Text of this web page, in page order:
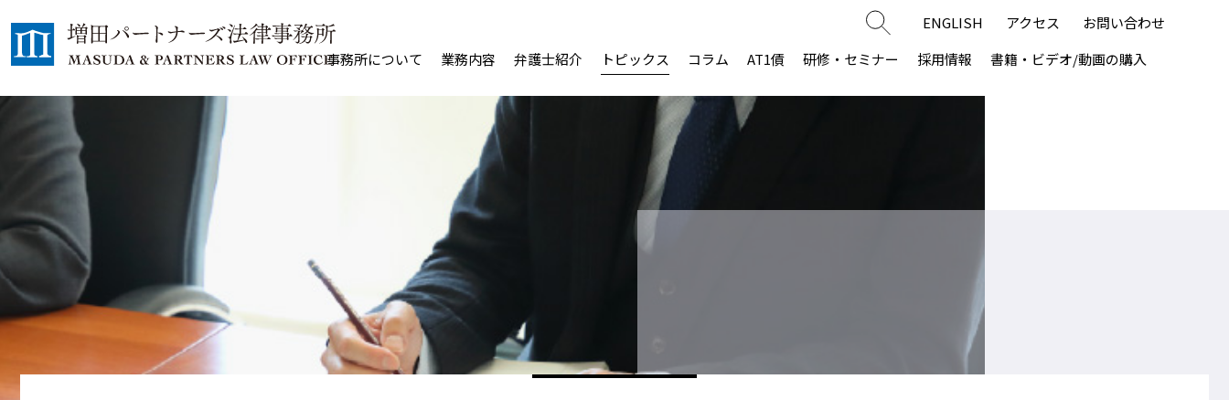
ENGLISH アクセス
お問い合わせ
事務所について
業務内容 弁護士紹介 トピックス コラム AT1債 研修・セミナー 採用情報 書籍・ビデオ/動画の購入